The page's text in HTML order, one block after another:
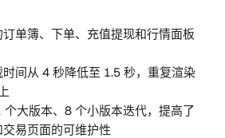
单簿、下单、充值提现和行情面板
间从 4 秒降低至 1.5 秒，重复渲染
大版本、8 个小版本迭代，提高了
易页面的可维护性